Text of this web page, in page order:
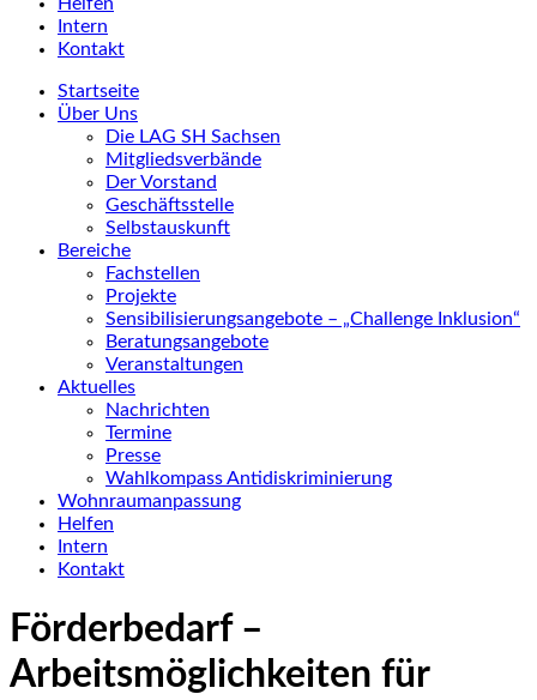
Intern
Kontakt
Startseite
Über Uns
Die LAG SH Sachsen
Mitgliedsverbände
Der Vorstand
Geschäftsstelle
Selbstauskunft
Bereiche
Fachstellen
Projekte
Sensibilisierungsangebote – „Challenge Inklusion“
Beratungsangebote
Veranstaltungen
Aktuelles
Nachrichten
Termine
Presse
Wahlkompass Antidiskriminierung
Wohnraumanpassung
Helfen
Intern
Kontakt
Förderbedarf –
Arbeitsmöglichkeiten für